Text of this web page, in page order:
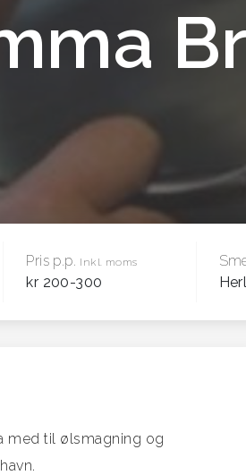
Pris p.p. Inkl. moms
kr 200-300
med til ølsmagning og